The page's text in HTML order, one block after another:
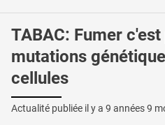
TABAC: Fumer
mutations
cellules
Actualité publiée il y a 9 années 9